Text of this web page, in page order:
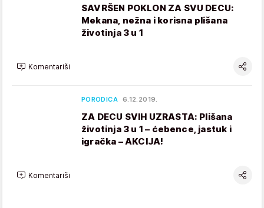
SAVRŠEN POKLON ZA SVU DECU:
Mekana, nežna i korisna plišana
životinja 3 u 1
Komentariši
PORODICA 6.12.2019.
ZA DECU SVIH UZRASTA: Plišana
životinja 3 u 1 – ćebence, jastuk i
igračka – AKCIJA!
Komentariši